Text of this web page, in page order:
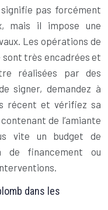
pas forcément
mais il impose une
Les opérations de
sont très encadrées et
réalisées par des
signer, demandez à
récent et vérifiez sa
de l’amiante
vite un budget de
de financement ou
dans les